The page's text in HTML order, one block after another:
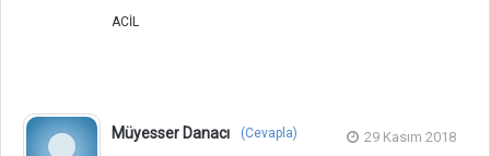
ACİL
Müyesser Danacı 29 Kasım 2018
(Cevapla)